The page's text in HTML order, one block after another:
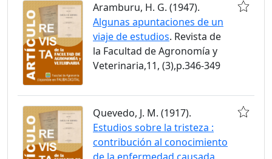
Aramburu, H. G. (1947).
Algunas apuntaciones de un
viaje de estudios. Revista de
la Facultad de Agronomía y
Veterinaria,11, (3),p.346-349
Quevedo, J. M. (1917).
Estudios sobre la tristeza :
contribución al conocimiento